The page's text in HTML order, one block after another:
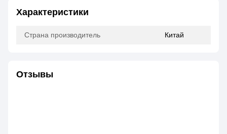
Характеристики
Страна производитель Китай
Отзывы